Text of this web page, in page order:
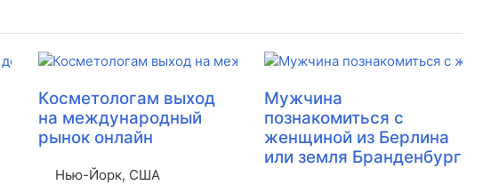
Косметологам выход
на международный
рынок онлайн
Нью-Йорк, США
Мужчина
познакомиться с
женщиной из Берлина
или земля Бранденбург